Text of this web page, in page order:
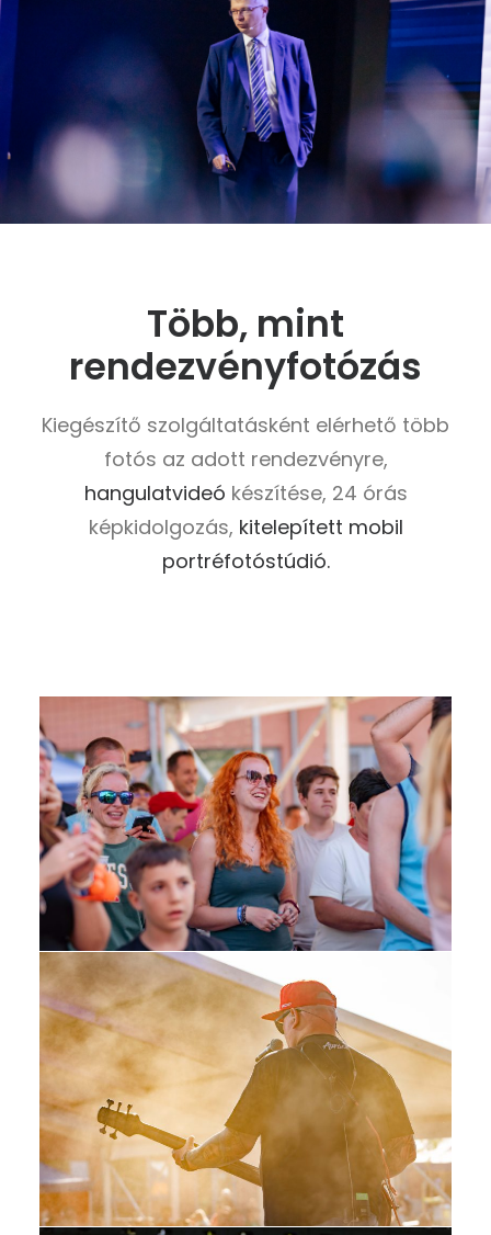
Több, mint
rendezvényfotózás
Kiegészítő szolgáltatásként elérhető több
fotós az adott rendezvényre,
hangulatvideó készítése, 24 órás
képkidolgozás, kitelepített mobil
portréfotóstúdió.